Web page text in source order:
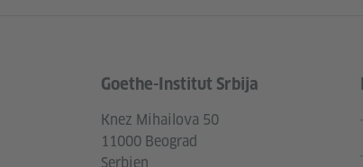
Service- und Informationsbereich
Goethe-Institut Srbija
Knez Mihailova 50
11000 Beograd
Serbien